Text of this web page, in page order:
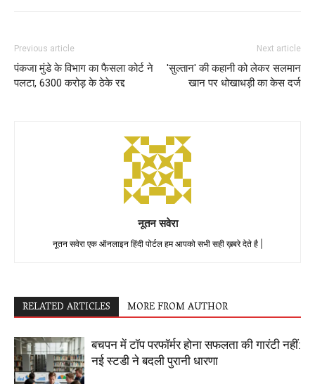
Previous article
पंकजा मुंडे के विभाग का फैसला कोर्ट ने
पलटा, 6300 करोड़ के ठेके रद्द
Next article
'सुल्तान' की कहानी को लेकर सलमान
खान पर धोखाधड़ी का केस दर्ज
नूतन सवेरा
नूतन सवेरा एक ऑनलाइन हिंदी पोर्टल हम आपको सभी सही ख़बरे देते है |
RELATED ARTICLES MORE FROM AUTHOR
बचपन में टॉप परफॉर्मर होना सफलता की गारंटी नहीं:
नई स्टडी ने बदली पुरानी धारणा